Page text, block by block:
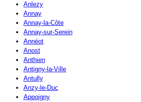
Anlezy
Annay
Annay-la-Côte
Annay-sur-Serein
Annéot
Anost
Anthien
Antigny-la-Ville
Antully
Anzy-le-Duc
Appoigny